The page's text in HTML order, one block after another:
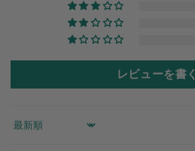
レビューを書く
Sort by